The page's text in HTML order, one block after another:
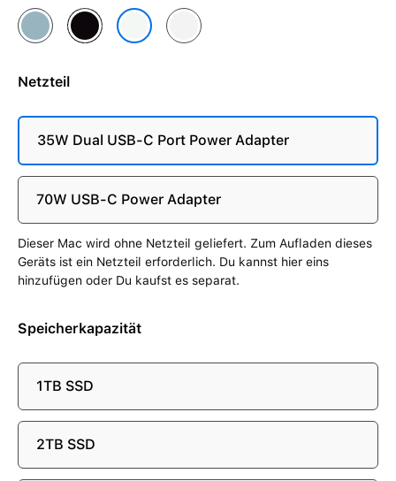
HimmelblauMitternachtPolarsternSilber
Netzteil
35W Dual USB-C Port Power Adapter
70W USB-C Power Adapter
Dieser Mac wird ohne Netzteil geliefert. Zum Aufladen dieses
Geräts ist ein Netzteil erforderlich. Du kannst hier eins
hinzufügen oder Du kaufst es separat.
Speicherkapazität
1TB SSD
2TB SSD